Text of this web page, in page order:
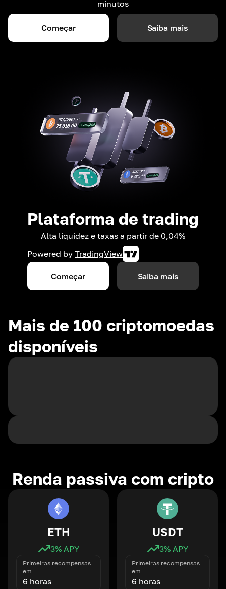
minutos
Começar Saiba mais
Plataforma de trading
Alta liquidez e taxas a partir de 0,04%
Powered by TradingView
Começar Saiba mais
Mais de 100 criptomoedas
disponíveis
Renda passiva com cripto
ETH
3% APY
Primeiras recompensas
em
6 horas
USDT
3% APY
Primeiras recompensas
em
6 horas